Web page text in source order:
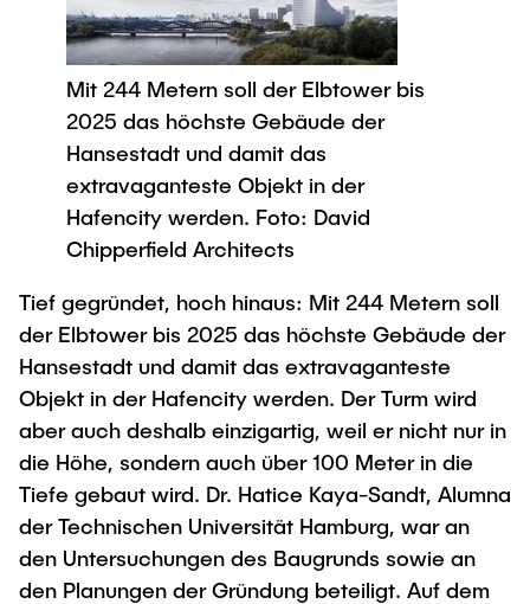
Newsroom
Press Release
Flyers and brochures
Events
Merchandise-Shop
Working at TU Hamburg
Job opportunities
Faculty recruiting
Information for new employees
Internal Information
Advice and contact
New@tuhh
Around student life
study organization
AI in Education
Alumni
Career Center
Graduate Academy
Doctoral Degrees
Continuing Education
UNU HUB "Engineering to Face Climate
Change"
Research Funding
Early Career Research Support
Good Scientific Practice
Future Lectures
Research & Transfer News
Interdisciplinary Workshop of the FSP
"Biobased Processes and Reactor
Technologies"
Process Engineering
Study programs
Research and Institutes
Technology and Innovation in Education
News
Study programs
Management Sciences and Technology
Research and Institutes
Mechanical Engineering
Study programs
Research and institutes
Exchange students
Intercultural Hub
International Scholars & Guests
Partnerships and Strategy
Study Exchange Partnerships
How to establish partnerships
Strategy
ECIU University
Contacts & International Team
Mit 244 Metern soll der Elbtower bis
2025 das höchste Gebäude der
Hansestadt und damit das
extravaganteste Objekt in der
Hafencity werden. Foto: David
Chipperfield Architects
Tief gegründet, hoch hinaus: Mit 244 Metern soll
der Elbtower bis 2025 das höchste Gebäude der
Hansestadt und damit das extravaganteste
Objekt in der Hafencity werden. Der Turm wird
aber auch deshalb einzigartig, weil er nicht nur in
die Höhe, sondern auch über 100 Meter in die
Tiefe gebaut wird. Dr. Hatice Kaya-Sandt, Alumna
der Technischen Universität Hamburg, war an
den Untersuchungen des Baugrunds sowie an
den Planungen der Gründung beteiligt. Auf dem